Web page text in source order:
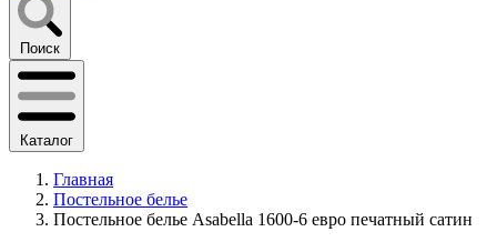
Поиск
Каталог
Главная
Постельное белье
Постельное белье Asabella 1600-6 евро печатный сатин